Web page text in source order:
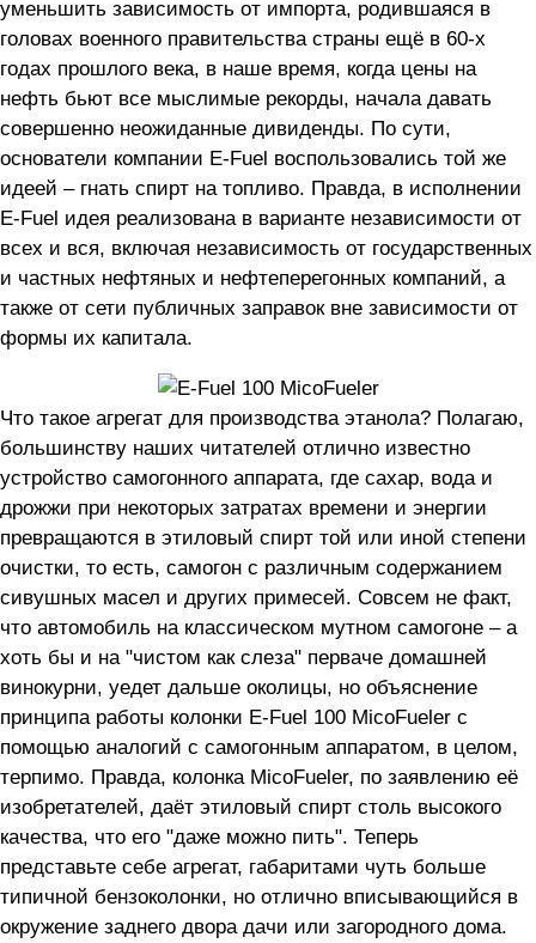
уменьшить зависимость от импорта, родившаяся в
головах военного правительства страны ещё в 60-х
годах прошлого века, в наше время, когда цены на
нефть бьют все мыслимые рекорды, начала давать
совершенно неожиданные дивиденды. По сути,
основатели компании E-Fuel воспользовались той же
идеей – гнать спирт на топливо. Правда, в исполнении
E-Fuel идея реализована в варианте независимости от
всех и вся, включая независимость от государственных
и частных нефтяных и нефтеперегонных компаний, а
также от сети публичных заправок вне зависимости от
формы их капитала.
Что такое агрегат для производства этанола? Полагаю,
большинству наших читателей отлично известно
устройство самогонного аппарата, где сахар, вода и
дрожжи при некоторых затратах времени и энергии
превращаются в этиловый спирт той или иной степени
очистки, то есть, самогон с различным содержанием
сивушных масел и других примесей. Совсем не факт,
что автомобиль на классическом мутном самогоне – а
хоть бы и на "чистом как слеза" перваче домашней
винокурни, уедет дальше околицы, но объяснение
принципа работы колонки E-Fuel 100 MicoFueler с
помощью аналогий с самогонным аппаратом, в целом,
терпимо. Правда, колонка MicoFueler, по заявлению её
изобретателей, даёт этиловый спирт столь высокого
качества, что его "даже можно пить". Теперь
представьте себе агрегат, габаритами чуть больше
типичной бензоколонки, но отлично вписывающийся в
окружение заднего двора дачи или загородного дома.